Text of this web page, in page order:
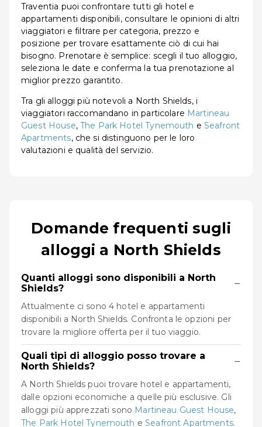
Traventia puoi confrontare tutti gli hotel e
appartamenti disponibili, consultare le opinioni di altri
viaggiatori e filtrare per categoria, prezzo e
posizione per trovare esattamente ciò di cui hai
bisogno. Prenotare è semplice: scegli il tuo alloggio,
seleziona le date e conferma la tua prenotazione al
miglior prezzo garantito.
Tra gli alloggi più notevoli a North Shields, i
viaggiatori raccomandano in particolare Martineau
Guest House, The Park Hotel Tynemouth eSeafront
Apartments, che si distinguono per le loro
valutazioni e qualità del servizio.
Domande frequenti sugli
alloggi a North Shields
Quanti alloggi sono disponibili a North
Shields?
−
Attualmente ci sono 4 hotel e appartamenti
disponibili a North Shields. Confronta le opzioni per
trovare la migliore offerta per il tuo viaggio.
Quali tipi di alloggio posso trovare a
North Shields?
−
A North Shields puoi trovare hotel e appartamenti,
dalle opzioni economiche a quelle più esclusive. Gli
alloggi più apprezzati sono Martineau Guest House,
The Park Hotel Tynemouth eSeafront Apartments.